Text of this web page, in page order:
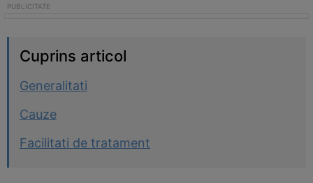
Cuprins articol
Generalitati
Cauze
Facilitati de tratament